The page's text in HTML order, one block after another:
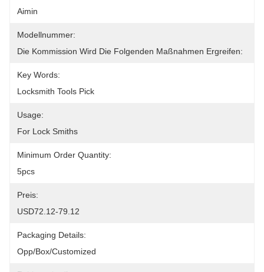
Aimin
Modellnummer:
Die Kommission Wird Die Folgenden Maßnahmen Ergreifen:
Key Words:
Locksmith Tools Pick
Usage:
For Lock Smiths
Minimum Order Quantity:
5pcs
Preis:
USD72.12-79.12
Packaging Details:
Opp/Box/Customized